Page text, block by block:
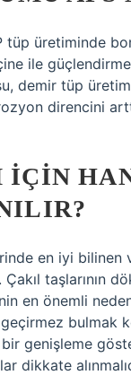
tüp üretiminde
ile
demir tüp
direncini
IÇIN
en iyi bilinen
taşlarının
en önemli
bulmak
genişleme
dikkate